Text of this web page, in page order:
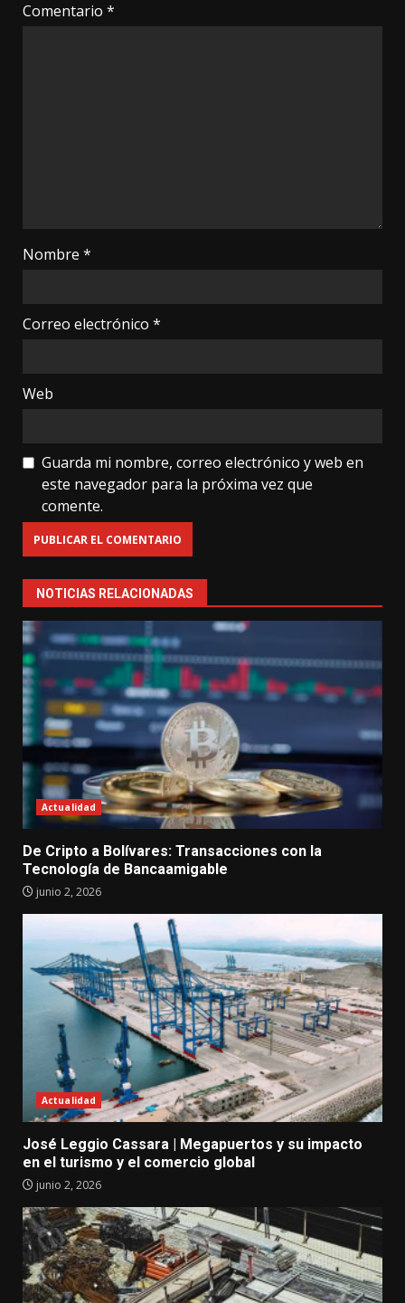
Comentario *
Nombre *
Correo electrónico *
Web
Guarda mi nombre, correo electrónico y web en
este navegador para la próxima vez que
comente.
NOTICIAS RELACIONADAS
Actualidad
De Cripto a Bolívares: Transacciones con la
Tecnología de Bancaamigable
junio 2, 2026
Actualidad
José Leggio Cassara | Megapuertos y su impacto
en el turismo y el comercio global
junio 2, 2026